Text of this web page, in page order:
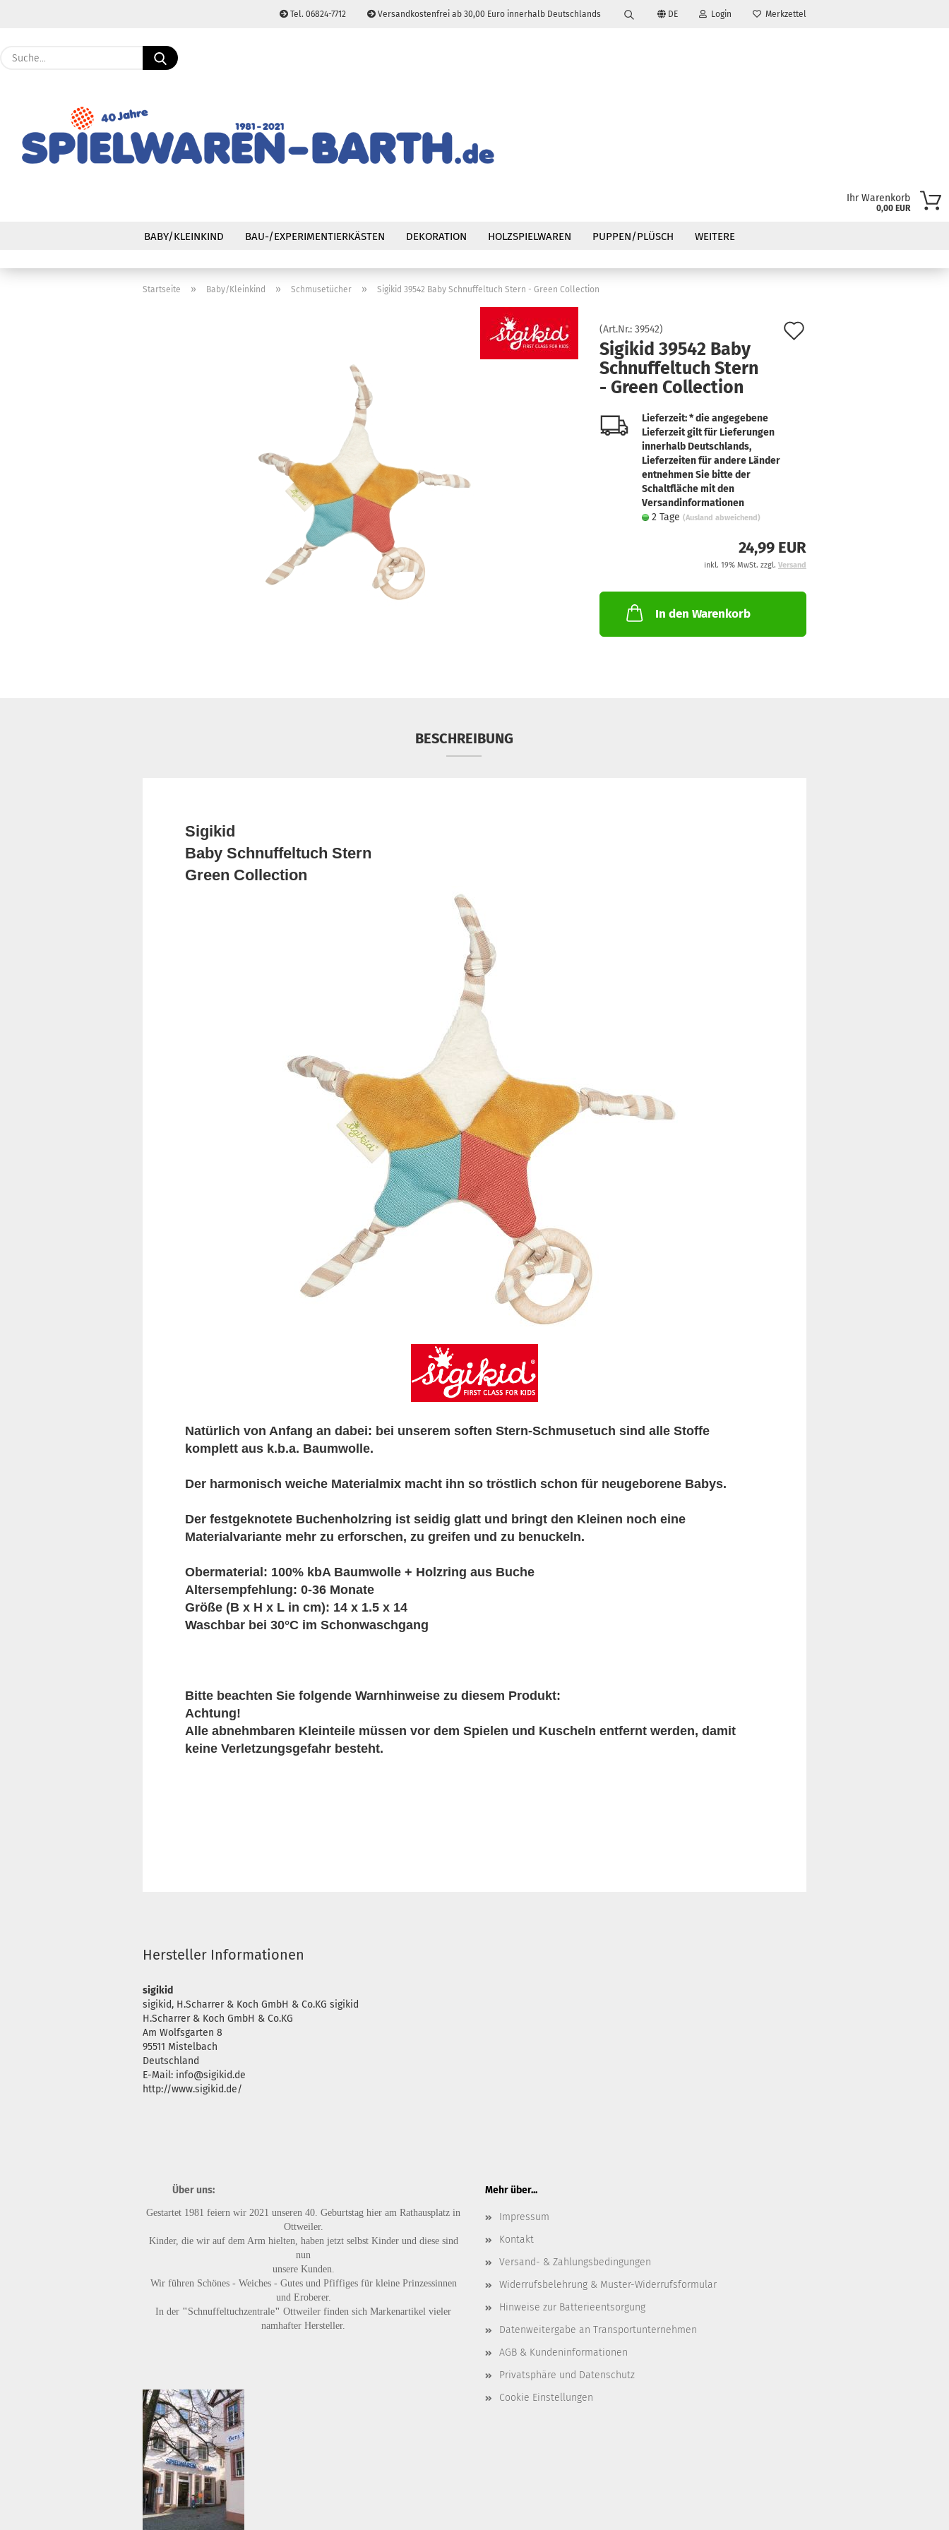
Tel. 06824-7712 Versandkostenfrei ab 30,00 Euro innerhalb Deutschlands DE Login
Passwort vergessen?
Merkzettel
Suche...
Ihr Warenkorb
0,00 EUR
BABY/KLEINKIND BAU-/EXPERIMENTIERKÄSTEN DEKORATION HOLZSPIELWAREN PUPPEN/PLÜSCH WEITERE
Startseite » Baby/Kleinkind » Schmusetücher » Sigikid 39542 Baby Schnuffeltuch Stern - Green Collection
(Art.Nr.: 39542)
Sigikid 39542 Baby
Schnuffeltuch Stern
- Green Collection
Lieferzeit: * die angegebene
Lieferzeit gilt für Lieferungen
innerhalb Deutschlands,
Lieferzeiten für andere Länder
entnehmen Sie bitte der
Schaltfläche mit den
Versandinformationen
2 Tage (Ausland abweichend)
24,99 EUR
inkl. 19% MwSt. zzgl. Versand
In den Warenkorb
BESCHREIBUNG
Sigikid
Baby Schnuffeltuch Stern
Green Collection
Natürlich von Anfang an dabei: bei unserem soften Stern-Schmusetuch sind alle Stoffe
komplett aus k.b.a. Baumwolle.
Der harmonisch weiche Materialmix macht ihn so tröstlich schon für neugeborene Babys.
Der festgeknotete Buchenholzring ist seidig glatt und bringt den Kleinen noch eine
Materialvariante mehr zu erforschen, zu greifen und zu benuckeln.
Obermaterial: 100% kbA Baumwolle + Holzring aus Buche
Altersempfehlung: 0-36 Monate
Größe (B x H x L in cm): 14 x 1.5 x 14
Waschbar bei 30°C im Schonwaschgang
Bitte beachten Sie folgende Warnhinweise zu diesem Produkt:
Achtung!
Alle abnehmbaren Kleinteile müssen vor dem Spielen und Kuscheln entfernt werden, damit
keine Verletzungsgefahr besteht.
Hersteller Informationen
sigikid
sigikid, H.Scharrer & Koch GmbH & Co.KG sigikid
H.Scharrer & Koch GmbH & Co.KG
Am Wolfsgarten 8
95511 Mistelbach
Deutschland
E-Mail: info@sigikid.de
http://www.sigikid.de/
Über uns:
Gestartet 1981 feiern wir 2021 unseren 40. Geburtstag hier am Rathausplatz in
Ottweiler.
Kinder, die wir auf dem Arm hielten, haben jetzt selbst Kinder und diese sind
nun
unsere Kunden.
Wir führen Schönes - Weiches - Gutes und Pfiffigesfür kleine Prinzessinnen
und Eroberer.
In der " Schnuffeltuchzentrale" Ottweiler finden sich Markenartikel vieler
namhafter Hersteller.
Mehr über...
Impressum
Kontakt
Versand- & Zahlungsbedingungen
Widerrufsbelehrung & Muster-Widerrufsformular
Hinweise zur Batterieentsorgung
Datenweitergabe an Transportunternehmen
AGB & Kundeninformationen
Privatsphäre und Datenschutz
Cookie Einstellungen